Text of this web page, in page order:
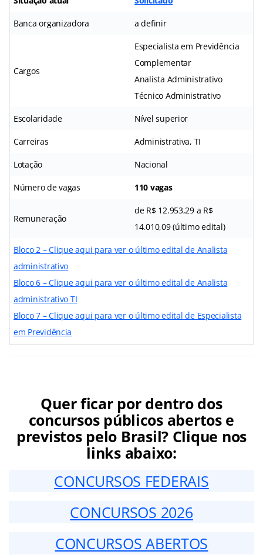
Banca organizadora a definir
Cargos
Especialista em Previdência
Complementar
Analista Administrativo
Técnico Administrativo
Escolaridade Nível superior
Carreiras Administrativa, TI
Lotação Nacional
Número de vagas 110 vagas
Remuneração
de R$ 12.953,29 a R$
14.010,09 (último edital)
Bloco 2 – Clique aqui para ver o último edital de Analista
administrativo
Bloco 6 – Clique aqui para ver o último edital de Analista
administrativo TI
Bloco 7 – Clique aqui para ver o último edital de Especialista
em Previdência
Quer ficar por dentro dos
concursos públicos abertos e
previstos pelo Brasil? Clique nos
links abaixo:
CONCURSOS FEDERAIS
CONCURSOS 2026
CONCURSOS ABERTOS